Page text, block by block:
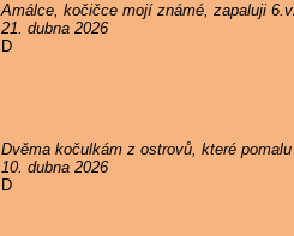
Amálce, kočičce mojí známé, zapaluji
21. dubna 2026
D
Dvěma kočulkám z ostrovů, které
10. dubna 2026
D